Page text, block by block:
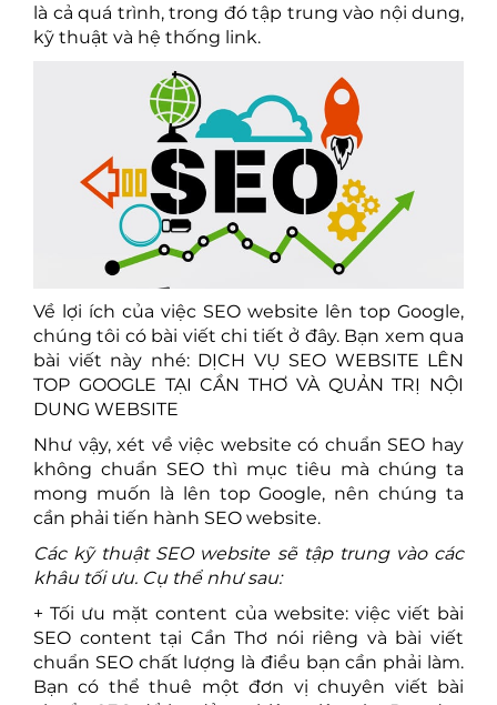
là cả quá trình, trong đó tập trung vào nội dung,
kỹ thuật và hệ thống link.
Về lợi ích của việc SEO website lên top Google,
chúng tôi có bài viết chi tiết ở đây. Bạn xem qua
bài viết này nhé: DỊCH VỤ SEO WEBSITE LÊN
TOP GOOGLE TẠI CẦN THƠ VÀ QUẢN TRỊ NỘI
DUNG WEBSITE
Như vậy, xét về việc website có chuẩn SEO hay
không chuẩn SEO thì mục tiêu mà chúng ta
mong muốn là lên top Google, nên chúng ta
cần phải tiến hành SEO website.
Các kỹ thuật SEO website sẽ tập trung vào các
khâu tối ưu. Cụ thể như sau:
+ Tối ưu mặt content của website: việc viết bài
SEO content tại Cần Thơ nói riêng và bài viết
chuẩn SEO chất lượng là điều bạn cần phải làm.
Bạn có thể thuê một đơn vị chuyên viết bài